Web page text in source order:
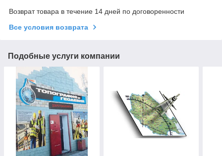
Возврат товара в течение 14 дней по договоренности
Все условия возврата
Подобные услуги компании